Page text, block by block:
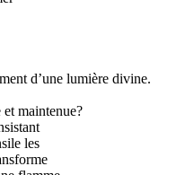
d’une lumière divine.
maintenue?
les